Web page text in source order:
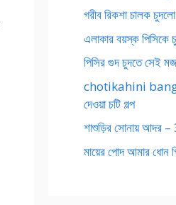
গরীব রিকশা চালক চুদলো
এলাকার বয়স্ক পিসিকে
পিসির গুদ চুদতে সেই
chotikahini
দেওয়া চটি গল্প
শাশুড়ির সোনায় আদর –
মায়ের পোদ আমার ধোন